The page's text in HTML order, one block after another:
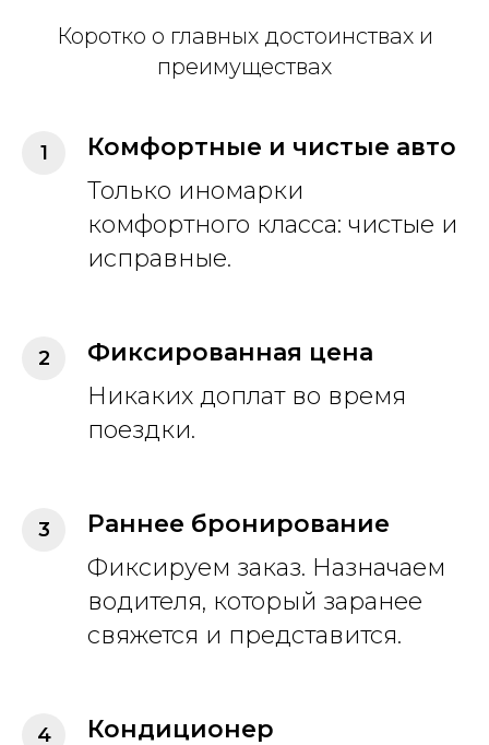
Коротко о главных достоинствах и
преимуществах
Комфортные и чистые авто
Только иномарки
комфортного класса: чистые и
исправные.
Фиксированная цена
Никаких доплат во время
поездки.
Раннее бронирование
Фиксируем заказ. Назначаем
водителя, который заранее
свяжется и представится.
Кондиционер